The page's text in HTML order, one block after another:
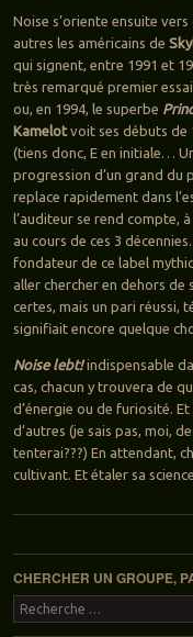
Noise s’oriente ensuite
autres les américains de
qui signent, entre 1991 et
très remarqué premier
ou, en 1994, le superbe
Kamelotvoit ses débuts de
(tiens donc, E en initiale…
progression d’un grand du
replace rapidement dans
l’auditeur se rend compte,
au cours de ces 3
fondateur de ce label
aller chercher en dehors de
certes, mais un pari réussi,
signifiait encore quelque
Noise lebt!indispensable
cas, chacun y trouvera de
d’énergie ou de furiosité.
d’autres (je sais pas, moi,
tenterai???) En attendant,
cultivant. Et étaler sa
Navigation des articles
CHERCHER UN GROUPE,
Recherche